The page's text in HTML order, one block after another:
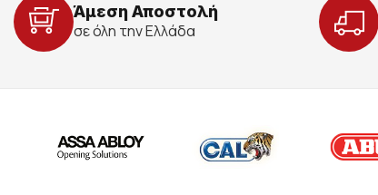
Άμεση Αποστολή
σε όλη την Ελλάδα